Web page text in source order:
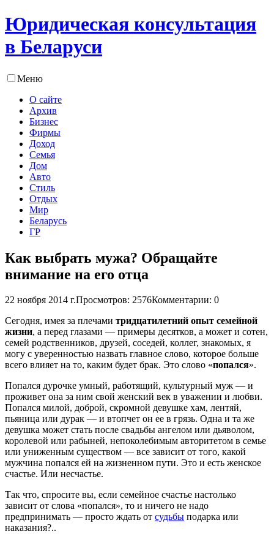
Юридическая консультация
в Беларуси
Меню
О сайте
Архив
Бизнес
Фирмы
Доход
Семья
Дом
Авто
Стиль
Отдых
Мир
Беларусь
ГР
Как выбрать мужа? Обращайте
внимание на его отца
22 ноября 2014 г.Просмотров: 2576Комментарии: 0
Сегодня, имея за плечами тридцатилетний опыт семейной
жизни, а перед глазами — примеры десятков, а может и сотен,
семей родственников, друзей, соседей, коллег, знакомых, я
могу с уверенностью назвать главное слово, которое больше
всего влияет на то, каким будет брак. Это слово «попался».
Попался дурочке умный, работящий, культурный муж — и
проживет она за ним свой женский век в уважении и любви.
Попался милой, доброй, скромной девушке хам, лентяй,
пьяница или дурак — и втопчет он ее в грязь. Одна и та же
девушка может стать после свадьбы ангелом или дьяволом,
королевой или рабыней, непоколебимым авторитетом в семье
или униженным существом — все зависит от того, какой
мужчина попался ей на жизненном пути. Это и есть женское
счастье. Или несчастье.
Так что, спросите вы, если семейное счастье настолько
зависит от слова «попался», то и ничего не надо
предпринимать — просто ждать от судьбы подарка или
наказания?..